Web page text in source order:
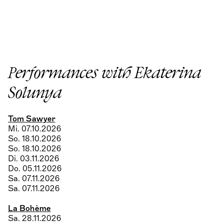
Performances with Ekaterina
Solunya
Tom Sawyer
Mi. 07.10.2026
So. 18.10.2026
So. 18.10.2026
Di. 03.11.2026
Do. 05.11.2026
Sa. 07.11.2026
Sa. 07.11.2026
La Bohème
Sa. 28.11.2026